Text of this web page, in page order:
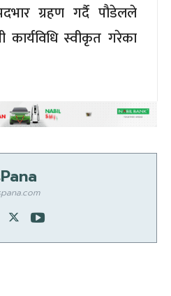
ग्रहण गर्दै पौडेलले
कार्यविधि स्वीकृत गरेका